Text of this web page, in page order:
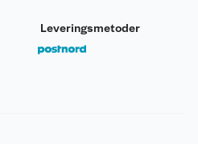
Leveringsmetoder